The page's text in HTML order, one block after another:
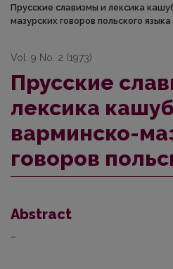
Прусские славизмы и лексика
мазурских говоров польского языка
Vol. 9 No. 2 (1973)
Прусские
лексика
варминско-
говоров
Abstract
–